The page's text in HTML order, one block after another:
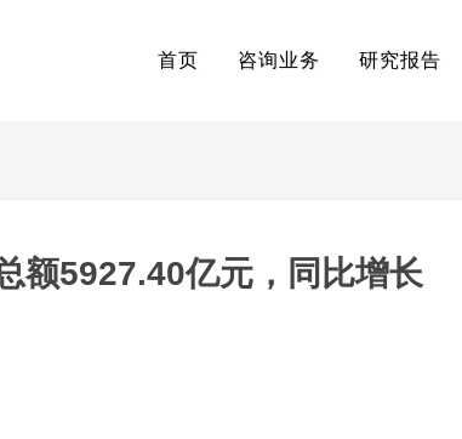
首页 咨询业务 研究报告
额5927.40亿元，同比增长